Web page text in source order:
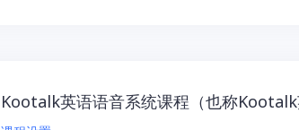
Kootalk英语语音系统课程（也称